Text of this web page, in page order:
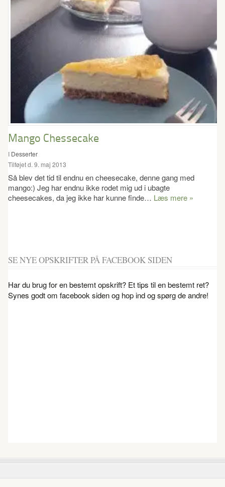
Mango Chessecake
I Desserter
Tilføjet d. 9. maj 2013
Så blev det tid til endnu en cheesecake, denne gang med
mango:) Jeg har endnu ikke rodet mig ud i ubagte
cheesecakes, da jeg ikke har kunne finde… Læs mere »
SE NYE OPSKRIFTER PÅ FACEBOOK SIDEN
Har du brug for en bestemt opskrift? Et tips til en bestemt ret?
Synes godt om facebook siden og hop ind og spørg de andre!